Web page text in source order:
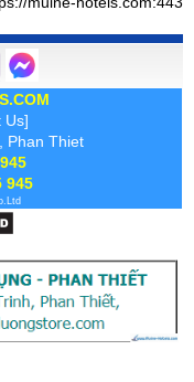
Us]
Phan Thiet
945